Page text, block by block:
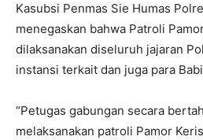
Kasubsi Penmas Sie Humas
menegaskan bahwa Patroli
dilaksanakan diseluruh jajaran
instansi terkait dan juga para
“Petugas gabungan secara
melaksanakan patroli Pamor